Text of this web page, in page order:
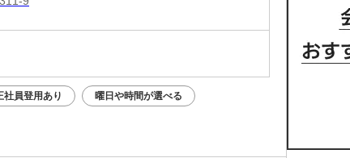
社員登用あり 曜日や時間が選べる